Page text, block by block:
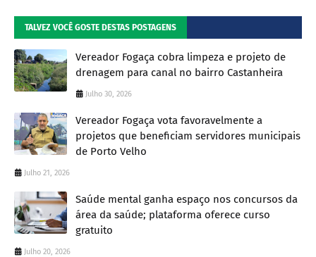
TALVEZ VOCÊ GOSTE DESTAS POSTAGENS
Vereador Fogaça cobra limpeza e projeto de
drenagem para canal no bairro Castanheira
Julho 30, 2026
Vereador Fogaça vota favoravelmente a
projetos que beneficiam servidores municipais
de Porto Velho
Julho 21, 2026
Saúde mental ganha espaço nos concursos da
área da saúde; plataforma oferece curso
gratuito
Julho 20, 2026